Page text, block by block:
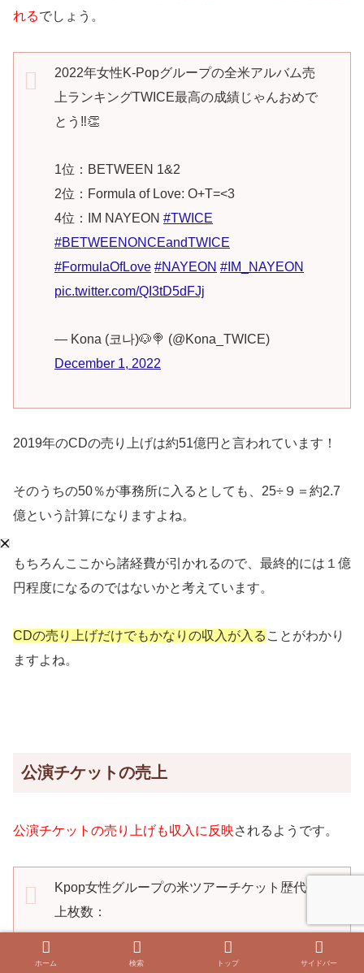
れるでしょう。
2022年女性K-Popグループの全米アルバム売
上ランキングTWICE最高の成績じゃんおめで
とう‼︎👏
1位：BETWEEN 1&2
2位：Formula of Love: O+T=<3
4位：IM NAYEON #TWICE
#BETWEENONCEandTWICE
#FormulaOfLove #NAYEON #IM_NAYEON
pic.twitter.com/QI3tD5dFJj
— Kona (코나)🐶🍭 (@Kona_TWICE)
December 1, 2022
2019年のCDの売り上げは約51億円と言われています！
そのうちの50％が事務所に入るとしても、25÷９＝約2.7
億という計算になりますよね。
もちろんここから諸経費が引かれるので、最終的には１億
円程度になるのではないかと考えています。
CDの売り上げだけでもかなりの収入が入る ことがわかり
ますよね。
公演チケットの売上
公演チケットの売り上げも収入に反映されるようです。
Kpop女性グループの米ツアーチケット歴代売
上枚数：
#BLACKPINK BP – 33万枚+ (2022~2023)*
ホーム 検索 トップ サイドバー